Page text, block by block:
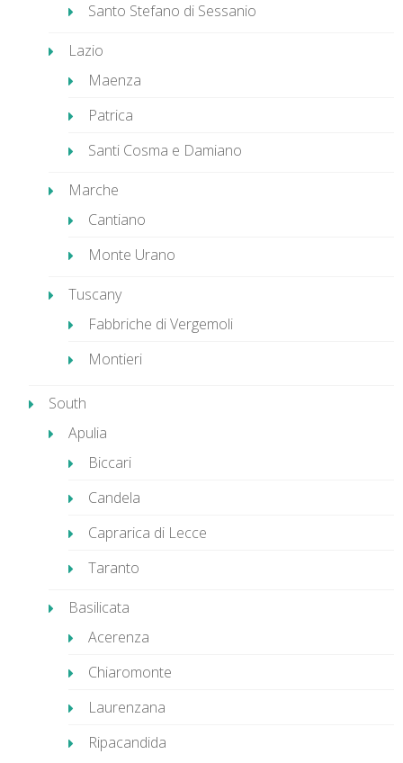
Santo Stefano di Sessanio
Lazio
Maenza
Patrica
Santi Cosma e Damiano
Marche
Cantiano
Monte Urano
Tuscany
Fabbriche di Vergemoli
Montieri
South
Apulia
Biccari
Candela
Caprarica di Lecce
Taranto
Basilicata
Acerenza
Chiaromonte
Laurenzana
Ripacandida